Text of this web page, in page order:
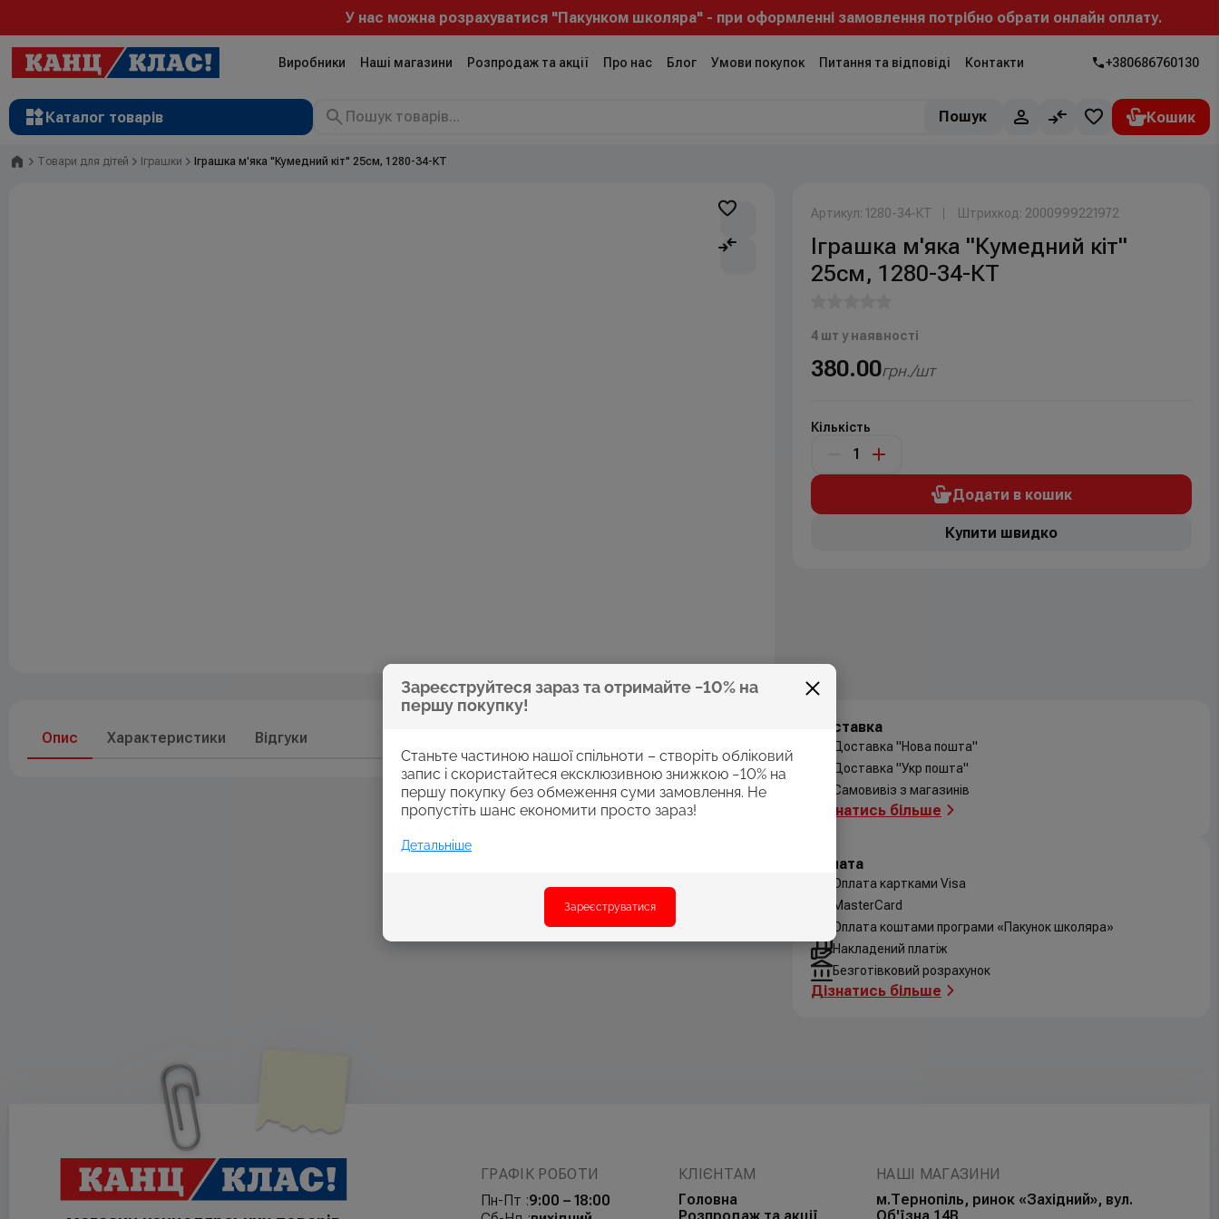
У нас можна розрахуватися "Пакунком школяра" - при оформленні замовлення потрібно обрати онлайн оплату.
Виробники Наші магазини Розпродаж та акції Про нас Блог Умови покупок Питання та відповіді Контакти +380686760130
Зареєструйтеся зараз та отримайте −10% на
першу покупку!
Станьте частиною нашої спільноти – створіть обліковий
запис і скористайтеся ексклюзивною знижкою −10% на
першу покупку без обмеження суми замовлення. Не
пропустіть шанс економити просто зараз!
Детальніше
Зареєструватися
Каталог товарів
Рюкзаки
Пошук
Головна
Товари для дітей Іграшки Іграшка м'яка "Кумедний кіт" 25см, 1280-34-КТ
Артикул: 1280-34-КТ Штрихкод: 2000999221972
Іграшка м'яка "Кумедний кіт"
25см, 1280-34-КТ
4 шт у наявності
380.00грн./шт
Кількість
Додати в кошик
Купити швидко
Опис Характеристики Відгуки
Доставка
Доставка "Нова пошта"
Доставка "Укр пошта"
Самовивіз з магазинів
Дізнатись більше
Оплата
Оплата картками Visa
MasterCard
Оплата коштами програми «Пакунок школяра»
Накладений платіж
Безготівковий розрахунок
Дізнатись більше
ГРАФІК РОБОТИ
Пн-Пт :9:00 – 18:00
КЛІЄНТАМ
Головна
НАШІ МАГАЗИНИ
м.Тернопіль, ринок «Західний», вул.